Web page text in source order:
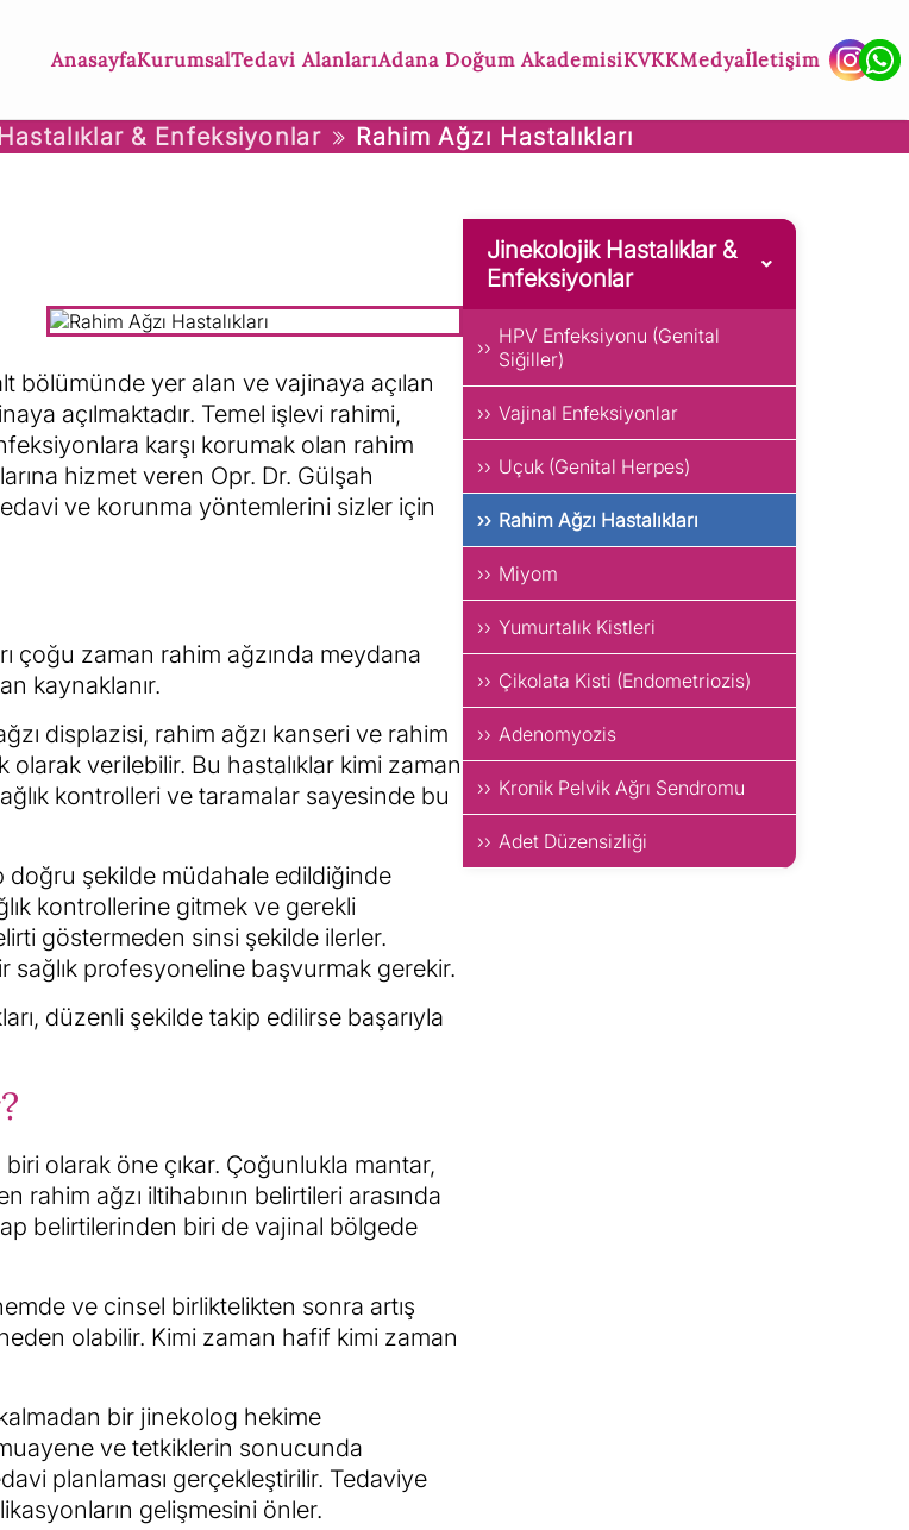
AnasayfaKurumsalTedavi AlanlarıAdana Doğum AkademisiKVKKMedyaİletişim
& Enfeksiyonlar Rahim Ağzı Hastalıkları
bölümünde yer alan ve vajinaya açılan
açılmaktadır. Temel işlevi rahimi,
karşı korumak olan rahim
hizmet veren Opr. Dr. Gülşah
tedavi ve korunma yöntemlerini sizler için
çoğu zaman rahim ağzında meydana
kaynaklanır.
displazisi, rahim ağzı kanseri ve rahim
olarak verilebilir. Bu hastalıklar kimi zaman
kontrolleri ve taramalar sayesinde bu
doğru şekilde müdahale edildiğinde
kontrollerine gitmek ve gerekli
göstermeden sinsi şekilde ilerler.
sağlık profesyoneline başvurmak gerekir.
düzenli şekilde takip edilirse başarıyla
olarak öne çıkar. Çoğunlukla mantar,
ağzı iltihabının belirtileri arasında
belirtilerinden biri de vajinal bölgede
ve cinsel birliktelikten sonra artış
olabilir. Kimi zaman hafif kimi zaman
bir jinekolog hekime
ve tetkiklerin sonucunda
planlaması gerçekleştirilir. Tedaviye
gelişmesini önler.
Jinekolojik Hastalıklar &
Enfeksiyonlar
HPV Enfeksiyonu (Genital
Siğiller)
Vajinal Enfeksiyonlar
Uçuk (Genital Herpes)
Rahim Ağzı Hastalıkları
Miyom
Yumurtalık Kistleri
Çikolata Kisti (Endometriozis)
Adenomyozis
Kronik Pelvik Ağrı Sendromu
Adet Düzensizliği